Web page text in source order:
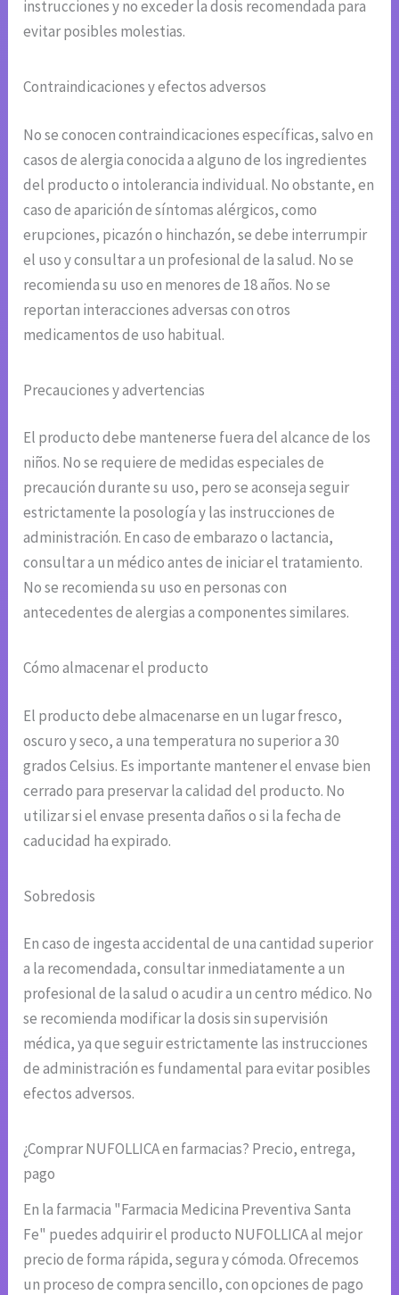
instrucciones y no exceder la dosis recomendada para
evitar posibles molestias.
Contraindicaciones y efectos adversos
No se conocen contraindicaciones específicas, salvo en
casos de alergia conocida a alguno de los ingredientes
del producto o intolerancia individual. No obstante, en
caso de aparición de síntomas alérgicos, como
erupciones, picazón o hinchazón, se debe interrumpir
el uso y consultar a un profesional de la salud. No se
recomienda su uso en menores de 18 años. No se
reportan interacciones adversas con otros
medicamentos de uso habitual.
Precauciones y advertencias
El producto debe mantenerse fuera del alcance de los
niños. No se requiere de medidas especiales de
precaución durante su uso, pero se aconseja seguir
estrictamente la posología y las instrucciones de
administración. En caso de embarazo o lactancia,
consultar a un médico antes de iniciar el tratamiento.
No se recomienda su uso en personas con
antecedentes de alergias a componentes similares.
Cómo almacenar el producto
El producto debe almacenarse en un lugar fresco,
oscuro y seco, a una temperatura no superior a 30
grados Celsius. Es importante mantener el envase bien
cerrado para preservar la calidad del producto. No
utilizar si el envase presenta daños o si la fecha de
caducidad ha expirado.
Sobredosis
En caso de ingesta accidental de una cantidad superior
a la recomendada, consultar inmediatamente a un
profesional de la salud o acudir a un centro médico. No
se recomienda modificar la dosis sin supervisión
médica, ya que seguir estrictamente las instrucciones
de administración es fundamental para evitar posibles
efectos adversos.
¿Comprar NUFOLLICA en farmacias? Precio, entrega,
pago
En la farmacia "Farmacia Medicina Preventiva Santa
Fe" puedes adquirir el producto NUFOLLICA al mejor
precio de forma rápida, segura y cómoda. Ofrecemos
un proceso de compra sencillo, con opciones de pago